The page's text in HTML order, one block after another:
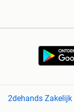
2dehands Zakelijk